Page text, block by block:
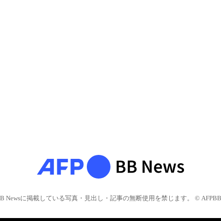
Newsに掲載している写真・見出し・記事の無断使用を禁じます。 © AFPBB